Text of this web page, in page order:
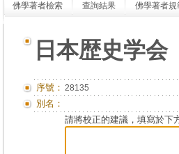
佛學著者檢索 查詢結果 佛學著者規
日本歴史学会
序號： 28135
別名：
請將校正的建議，填寫於下